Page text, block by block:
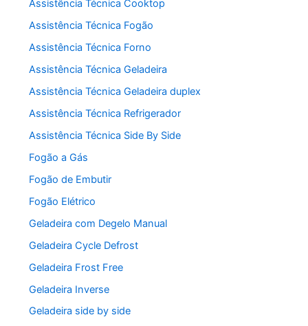
Assistência Técnica Cooktop
Assistência Técnica Fogão
Assistência Técnica Forno
Assistência Técnica Geladeira
Assistência Técnica Geladeira duplex
Assistência Técnica Refrigerador
Assistência Técnica Side By Side
Fogão a Gás
Fogão de Embutir
Fogão Elétrico
Geladeira com Degelo Manual
Geladeira Cycle Defrost
Geladeira Frost Free
Geladeira Inverse
Geladeira side by side